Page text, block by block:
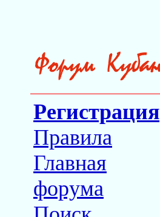
Регистрация
Правила
Главная
форума